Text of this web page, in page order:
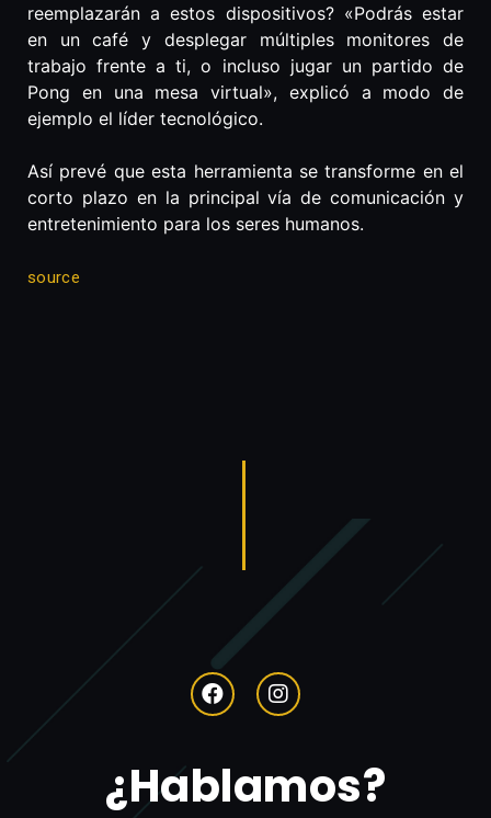
reemplazarán a estos dispositivos? «Podrás estar
en un café y desplegar múltiples monitores de
trabajo frente a ti, o incluso jugar un partido de
Pong en una mesa virtual», explicó a modo de
ejemplo el líder tecnológico.
Así prevé que esta herramienta se transforme en el
corto plazo en la principal vía de comunicación y
entretenimiento para los seres humanos.
source
¿Hablamos?